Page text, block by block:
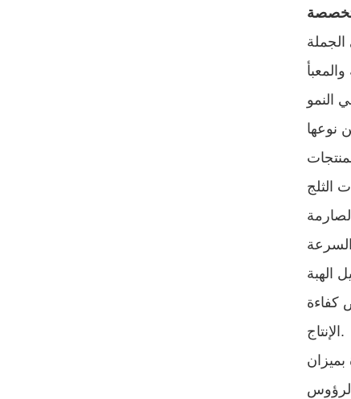
الثلج
السرعة
الهبة
كفاءة
الإنتاج.